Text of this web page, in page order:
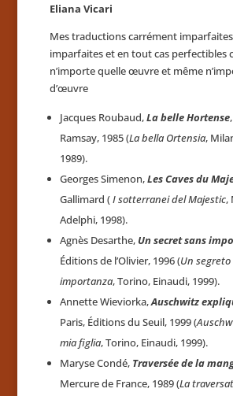
Eliana Vicari
Mes traductions carrément
imparfaites et en tout cas perfectibles
n’importe quelle œuvre et même
d’œuvre
Jacques Roubaud,La belle Hortense
Ramsay, 1985 (La bella Ortensia,
1989).
Georges Simenon,Les Caves du
Gallimard (I sotterranei del Majestic,
Adelphi, 1998).
Agnès Desarthe, Un secret sans
Éditions de l’Olivier, 1996 (Un segreto
importanza, Torino, Einaudi, 1999).
Annette Wieviorka,Auschwitz
Paris, Éditions du Seuil, 1999 (
mia figlia, Torino, Einaudi, 1999).
Maryse Condé, Traversée de la
Mercure de France, 1989 (La